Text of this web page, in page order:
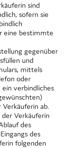
sind
sofern sie
eine bestimmte
gegenüber
und
mittels
oder
verbindliches
ab.
Verkäuferin
des
des
folgenden